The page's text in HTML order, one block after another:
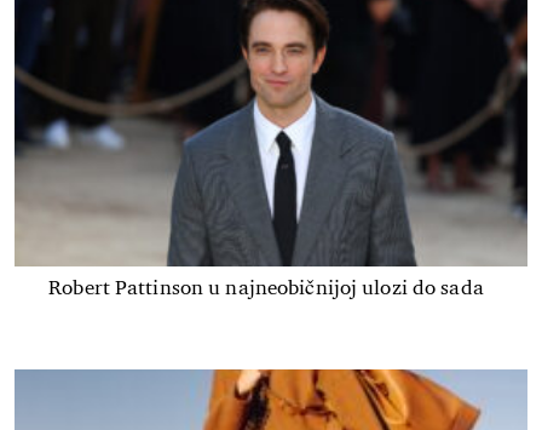
Robert Pattinson u najneobičnijoj ulozi do sada